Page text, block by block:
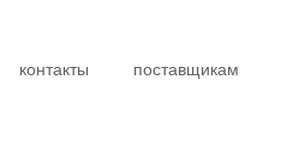
контакты поставщикам